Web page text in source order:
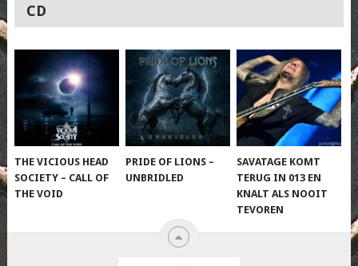
CD
THE VICIOUS HEAD
SOCIETY – CALL OF
THE VOID
PRIDE OF LIONS –
UNBRIDLED
SAVATAGE KOMT
TERUG IN 013 EN
KNALT ALS NOOIT
TEVOREN